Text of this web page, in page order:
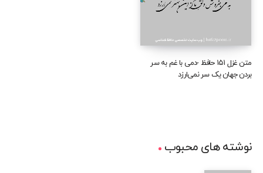
متن غزل ۱۵۱ حافظ -دمی با غم به سر
بردن جهان یک سر نمی‌ارزد
نوشته های محبوب